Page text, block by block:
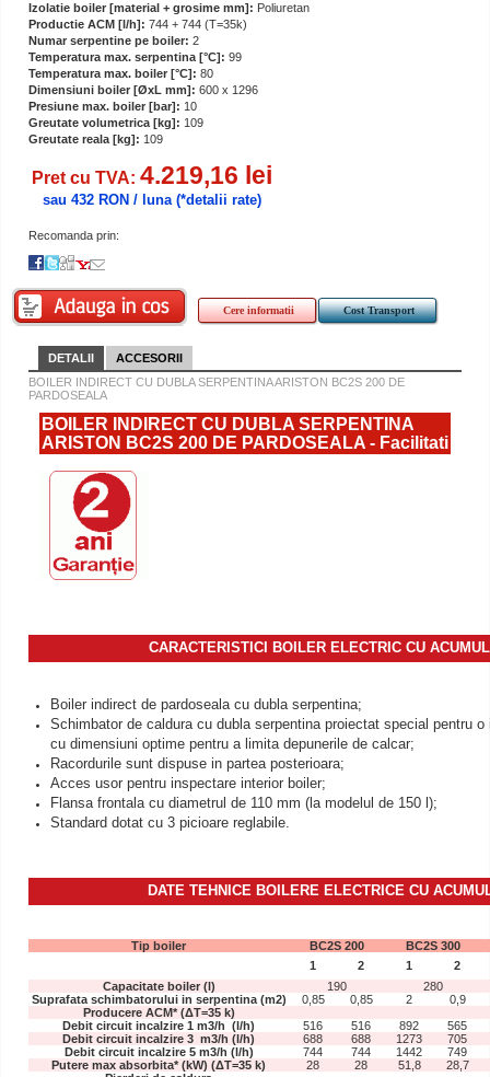
Izolatie boiler [material + grosime mm]: Poliuretan
Productie ACM [l/h]: 744 + 744 (T=35k)
Numar serpentine pe boiler: 2
Temperatura max. serpentina [°C]: 99
Temperatura max. boiler [°C]: 80
Dimensiuni boiler [ØxL mm]: 600 x 1296
Presiune max. boiler [bar]: 10
Greutate volumetrica [kg]: 109
Greutate reala [kg]: 109
Pret cu TVA: 4.219,16 lei
sau 432 RON / luna (*detalii rate)
Recomanda prin:
Cere informatii Cost Transport
DETALII
ACCESORII
BOILER INDIRECT CU DUBLA SERPENTINA ARISTON BC2S 200 DE
PARDOSEALA
BOILER INDIRECT CU DUBLA SERPENTINA
ARISTON BC2S 200 DE PARDOSEALA - Facilitati
CARACTERISTICI BOILER ELECTRIC CU
Boiler indirect de pardoseala cu dubla serpentina;
Schimbator de caldura cu dubla serpentina proiectat special pentru
cu dimensiuni optime pentru a limita depunerile de calcar;
Racordurile sunt dispuse in partea posterioara;
Acces usor pentru inspectare interior boiler;
Flansa frontala cu diametrul de 110 mm (la modelul de 150 l);
Standard dotat cu 3 picioare reglabile.
DATE TEHNICE BOILERE ELECTRICE CU
Tip boiler BC2S 200
BC2S 300
1
2 1
2
Capacitate boiler (l)
190
280
Suprafata schimbatorului in serpentina (m2)
0,85 0,85 2
0,9
Producere ACM* (ΔT=35 k)
Debit circuit incalzire 1 m3/h (l/h)
516 516 892
565
Debit circuit incalzire 3 m3/h (l/h)
688 688 1273
705
Debit circuit incalzire 5 m3/h (l/h)
744 744 1442
749
Putere max absorbita* (kW) (ΔT=35 k)
28 28 51,8
28,7